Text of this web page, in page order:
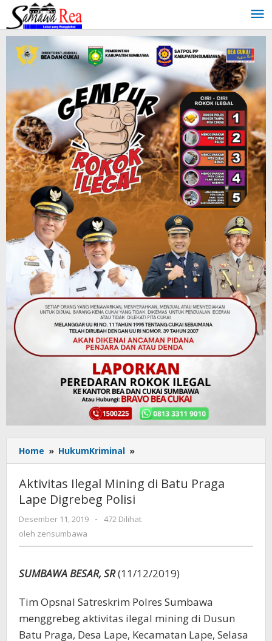
Lewati
konten
Home » HukumKriminal »
Ilegal
Mining
di
Praga
Aktivitas Ilegal Mining di Batu Praga
Lape Digrebeg Polisi
Desember 11, 2019
oleh
-
472 Dilihat
oleh zensumbawa
SUMBAWA BESAR, SR(11/12/2019)
Tim Opsnal Satreskrim Polres Sumbawa
menggrebeg aktivitas ilegal mining di Dusun
Batu Praga, Desa Lape, Kecamatan Lape, Selasa